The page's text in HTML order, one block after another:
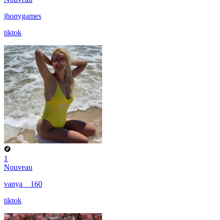
jhonygames
tiktok
1
Nouveau
vanya__160
tiktok